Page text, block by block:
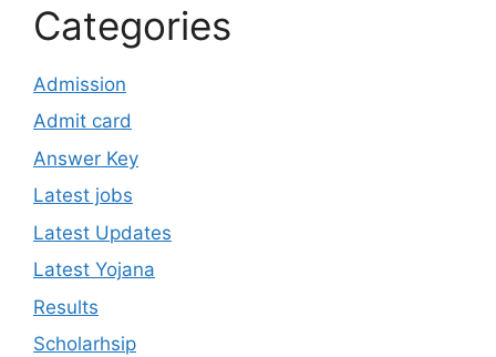
Categories
Admission
Admit card
Answer Key
Latest jobs
Latest Updates
Latest Yojana
Results
Scholarhsip